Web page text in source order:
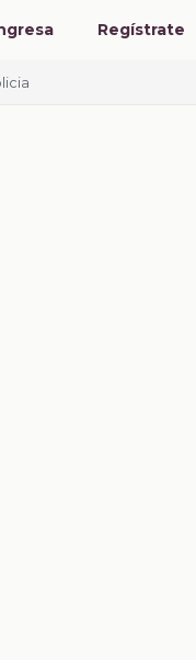
Regístrate